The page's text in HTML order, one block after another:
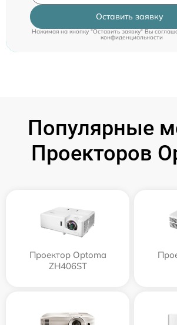
Оставить заявку
Нажимая на кнопку "Оставить заявку" Вы
конфиденциальности
Популярные
Проекторов
Проектор Optoma
ZH406ST